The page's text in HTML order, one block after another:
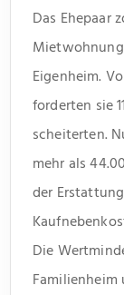
Das Ehepaar
Eigenheim.
forderten sie
scheiterten.
mehr als
der
Die
Familienheim